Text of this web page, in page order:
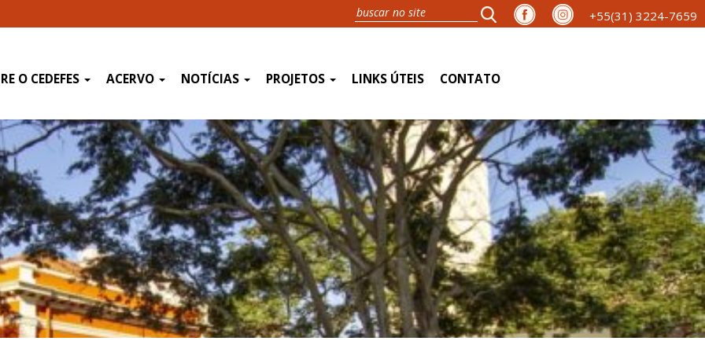
+55(31) 3224-7659
O CEDEFES ACERVO NOTÍCIAS PROJETOS LINKS ÚTEIS CONTATO